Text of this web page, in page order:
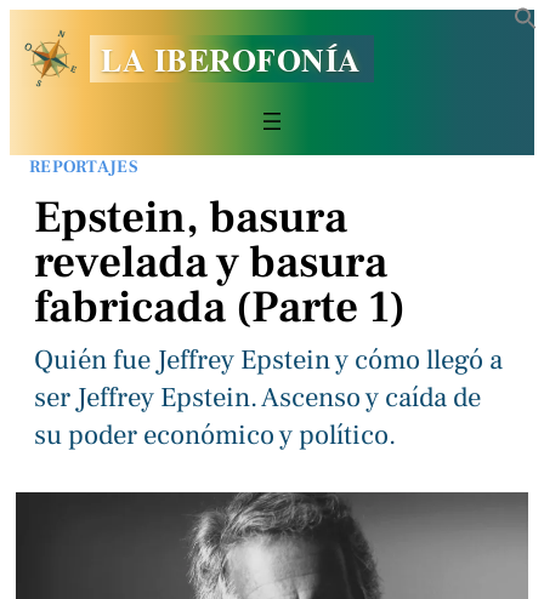
LA IBEROFONÍA
REPORTAJES
Epstein, basura
revelada y basura
fabricada (Parte 1)
Quién fue Jeffrey Epstein y cómo llegó a
ser Jeffrey Epstein. Ascenso y caída de
su poder económico y político.